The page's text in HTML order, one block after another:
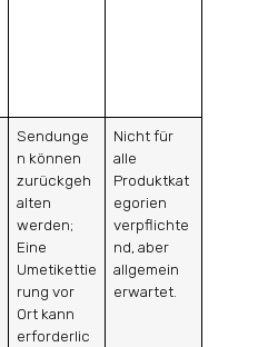
Sendunge
n können
zurückgeh
alten
werden;
Eine
Umetikettie
rung vor
Ort kann
erforderlic
Nicht für
alle
Produktkat
egorien
verpflichte
nd, aber
allgemein
erwartet.